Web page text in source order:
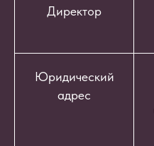
Директор
Юридический
адрес